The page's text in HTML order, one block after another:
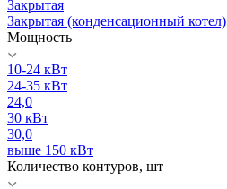
Закрытая
Закрытая (конденсационный котел)
Мощность
10-24 кВт
24-35 кВт
24,0
30 кВт
30,0
выше 150 кВт
Количество контуров, шт